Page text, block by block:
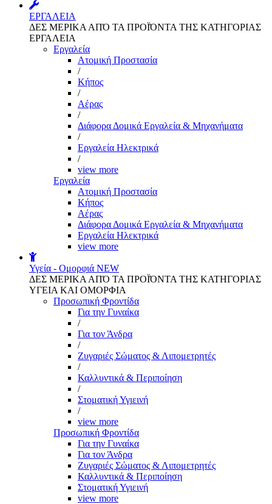
ΕΡΓΑΛΕΙΑ
ΔΕΣ ΜΕΡΙΚΑ ΑΠΌ ΤΑ ΠΡΟΪΌΝΤΑ ΤΗΣ ΚΑΤΗΓΟΡΙΑΣ
ΕΡΓΑΛΕΙΑ
Εργαλεία
Aτομική Προστασία
/
Kήπος
/
Αέρας
/
Διάφορα Δομικά Εργαλεία & Μηχανήματα
/
Εργαλεία Ηλεκτρικά
/
view more
Εργαλεία
Aτομική Προστασία
Kήπος
Αέρας
Διάφορα Δομικά Εργαλεία & Μηχανήματα
Εργαλεία Ηλεκτρικά
view more
Υγεία - Ομορφιά NEW
ΔΕΣ ΜΕΡΙΚΑ ΑΠΌ ΤΑ ΠΡΟΪΌΝΤΑ ΤΗΣ ΚΑΤΗΓΟΡΙΑΣ
ΥΓΕΙΑ ΚΑΙ ΟΜΟΡΦΙΑ
Προσωπική Φροντίδα
Για την Γυναίκα
/
Για τον Άνδρα
/
Ζυγαριές Σώματος & Λιπομετρητές
/
Καλλυντικά & Περιποίηση
/
Στοματική Υγιεινή
/
view more
Προσωπική Φροντίδα
Για την Γυναίκα
Για τον Άνδρα
Ζυγαριές Σώματος & Λιπομετρητές
Καλλυντικά & Περιποίηση
Στοματική Υγιεινή
view more